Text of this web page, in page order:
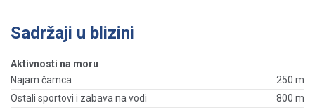
Sadržaji u blizini
Aktivnosti na moru
Najam čamca
250 m
Ostali sportovi i zabava na vodi
800 m